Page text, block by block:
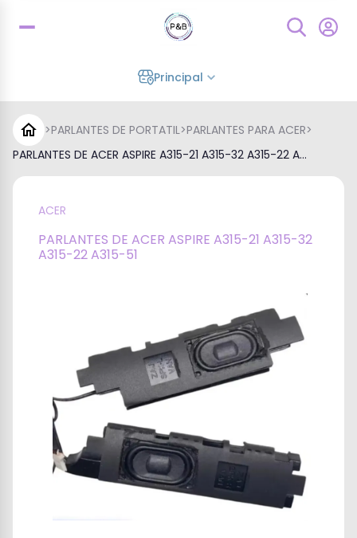
Principal
>PARLANTES DE PORTATIL>PARLANTES PARA ACER>
PARLANTES DE ACER ASPIRE A315-21 A315-32 A315-22 A...
ACER
PARLANTES DE ACER ASPIRE A315-21 A315-32
A315-22 A315-51